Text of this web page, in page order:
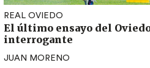
REAL OVIEDO
El último ensayo del
interrogante
JUAN MORENO